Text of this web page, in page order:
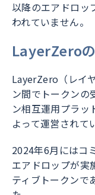
以降のエアドロッ
われていません。
LayerZero
LayerZero（レイ
ン間でトークンの
ン相互運用プラッ
よって運営されて
2024年6月にはコ
エアドロップが実
ティブトークンで